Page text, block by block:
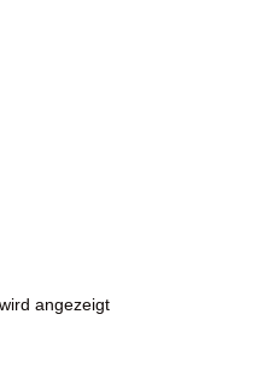
angezeigt